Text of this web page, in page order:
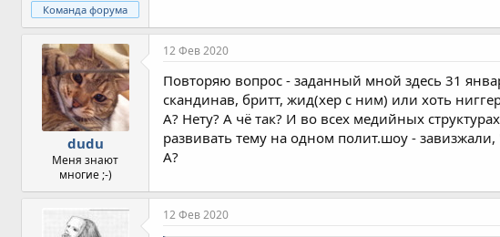
Команда форума
dudu
Меня знают
многие ;-)
12 Фев 2020
Повторяю вопрос - заданный мной здесь 31
скандинав, бритт, жид(хер с ним) или хоть
А? Нету? А чё так? И во всех медийных
развивать тему на одном полит.шоу -
А?
12 Фев 2020